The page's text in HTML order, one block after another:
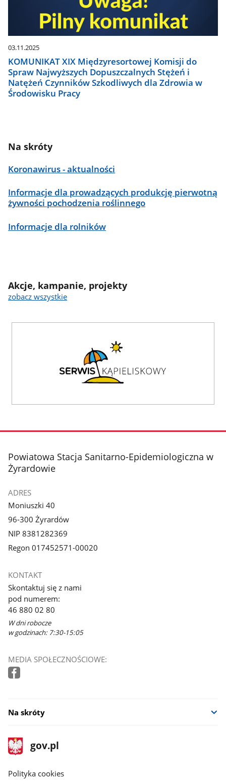
03.11.2025
KOMUNIKAT XIX Międzyresortowej Komisji do
Spraw Najwyższych Dopuszczalnych Stężeń i
Natężeń Czynników Szkodliwych dla Zdrowia w
Środowisku Pracy
Na skróty
Koronawirus - aktualności
Informacje dla prowadzących produkcję pierwotną
żywności pochodzenia roślinnego
Informacje dla rolników
Akcje, kampanie, projekty
zobacz wszystkie
stopka
Powiatowa Stacja Sanitarno-Epidemiologiczna w
Żyrardowie
ADRES
Moniuszki 40
96-300 Żyrardów
NIP 8381282369
Regon 017452571-00020
KONTAKT
Skontaktuj się z nami
pod numerem:
46 880 02 80
W dni robocze
w godzinach: 7:30-15:05
MEDIA SPOŁECZNOŚCIOWE:
Na skróty
stopka
gov.pl
Strona
gov.pl
gov.pl
Polityka cookies